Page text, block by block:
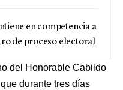
en competencia a
de proceso electoral
del Honorable Cabildo
durante tres días